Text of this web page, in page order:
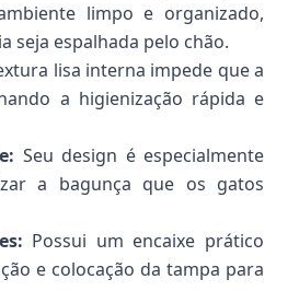
limpo e organizado,
seja espalhada pelo chão.
lisa interna impede que a
a higienização rápida e
Seu design é especialmente
a bagunça que os gatos
Possui um encaixe prático
e colocação da tampa para